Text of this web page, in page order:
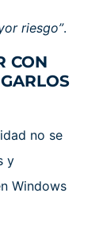
riesgo”.
CON
no se
y
Windows